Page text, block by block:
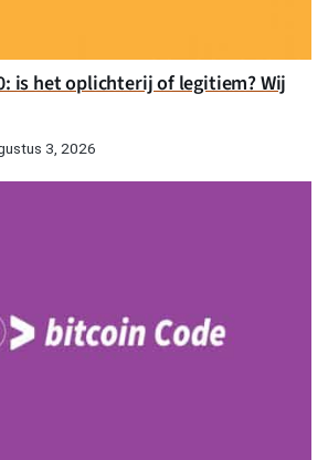
is het oplichterij of legitiem? Wij
3, 2026